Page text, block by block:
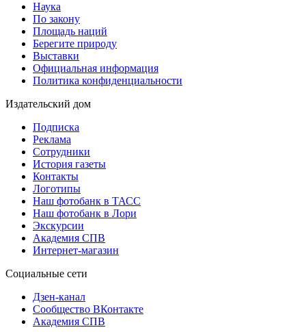
Наука
По закону
Площадь наций
Берегите природу
Выставки
Официальная информация
Политика конфиденциальности
Издательский дом
Подписка
Реклама
Сотрудники
История газеты
Контакты
Логотипы
Наш фотобанк в ТАСС
Наш фотобанк в Лори
Экскурсии
Академия СПВ
Интернет-магазин
Социальные сети
Дзен-канал
Сообщество ВКонтакте
Академия СПВ